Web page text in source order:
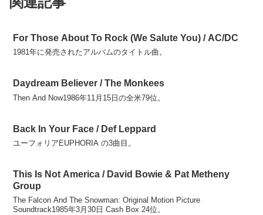
For Those About To Rock (We Salute You) / AC/DC
1981年に発売されたアルバムのタイトル曲。
Daydream Believer / The Monkees
Then And Now1986年11月15日の全米79位。
Back In Your Face / Def Leppard
ユーフォリアEUPHORIA の3曲目。
This Is Not America / David Bowie & Pat Metheny
Group
The Falcon And The Snowman: Original Motion Picture
Soundtrack1985年3月30日 Cash Box 24位。